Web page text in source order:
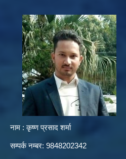
नाम : कृष्ण प्रसाद शर्मा
सम्पर्क नम्बर: 9848202342